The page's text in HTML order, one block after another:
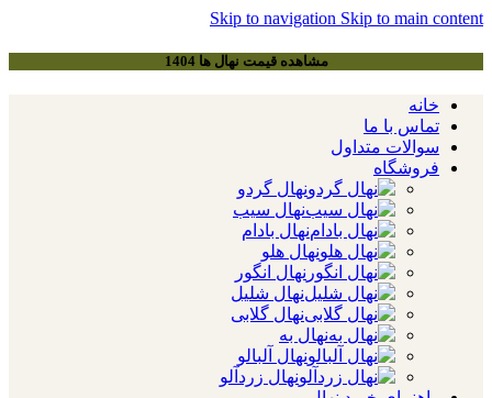
Skip to navigation Skip to main content
مشاهده قیمت نهال ها 1404
خانه
تماس با ما
سوالات متداول
فروشگاه
نهال گردو
نهال سیب
نهال بادام
نهال هلو
نهال انگور
نهال شلیل
نهال گلابی
نهال به
نهال آلبالو
نهال زردآلو